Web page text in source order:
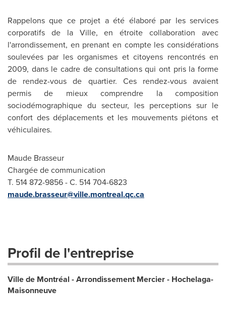
Rappelons que ce projet a été élaboré par les services
corporatifs de la Ville, en étroite collaboration avec
l'arrondissement, en prenant en compte les considérations
soulevées par les organismes et citoyens rencontrés en
2009, dans le cadre de consultations qui ont pris la forme
de rendez-vous de quartier. Ces rendez-vous avaient
permis de mieux comprendre la composition
sociodémographique du secteur, les perceptions sur le
confort des déplacements et les mouvements piétons et
véhiculaires.
Maude Brasseur
Chargée de communication
T. 514 872-9856 - C. 514 704-6823
maude.brasseur@ville.montreal.qc.ca
Profil de l'entreprise
Ville de Montréal - Arrondissement Mercier - Hochelaga-
Maisonneuve